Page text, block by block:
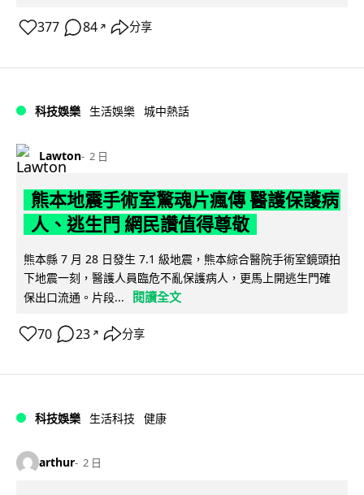
377 84 ↗ 分享
科技娛樂 生活娛樂 城中熱話
Lawton 2 日
熊本地震手術室驚魂片瘋傳 醫護保護病
人、逃生門 網民讚值得尊敬
熊本縣 7 月 28 日發生 7.1 級地震，熊本綜合醫院手術室鏡頭拍
下地震一刻，醫護人員臨危不亂保護病人，更馬上開逃生門確
保出口流通。片段...
閱讀全文
70 23 ↗ 分享
科技娛樂 生活科技 健康
arthur 2 日